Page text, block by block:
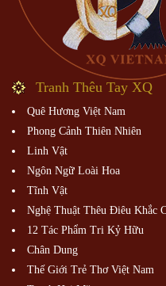
Nghệ Thuật Thêu Điêu Khắc
12 Tác Phẩm Tri Kỷ Hữu
Chân Dung
Thế Giới Trẻ Thơ Việt Nam
Tranh Tôn Giáo
Tranh Trừu Tượng
XQ VIỆT NAM -
THẤT CAO CẤP -
ĐÀ TÌNH NGHĨA
XQ Đà Lạt Sử Quán
80 Mai Anh Dao, Đà Lạt, Lâm